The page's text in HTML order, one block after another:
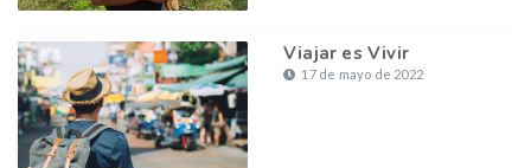
Viajar es Vivir
17 de mayo de 2022